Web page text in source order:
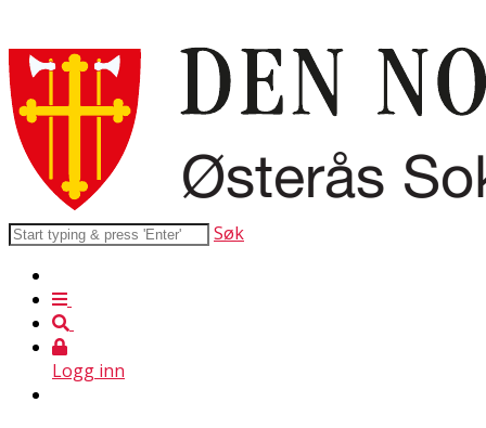
Søk
Logg inn